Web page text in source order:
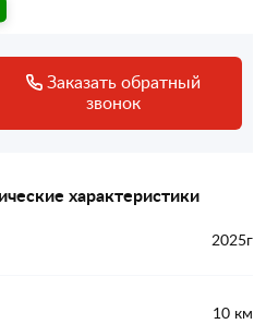
Заказать обратный
звонок
характеристики
2025г
10 км